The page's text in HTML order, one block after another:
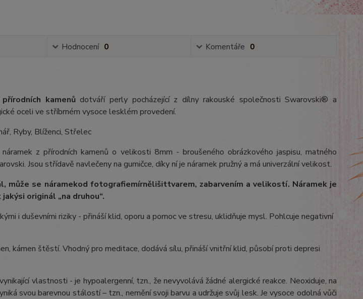
Hodnocení 0 Komentáře 0
kamenů dotváří perly pocházející z dílny rakouské společnosti Swarovski® a
oceli ve stříbrném vysoce lesklém provedení.
Ryby, Blíženci, Střelec
z přírodních kamenů o velikosti 8mm - broušeného obrázkového jaspisu, matného
Jsou střídavě navlečeny na gumičce, díky ní je náramek pružný a má univerzální velikost.
může se náramekod fotografiemírnělišittvarem, zabarvením a velikostí. Náramek je
originál „na druhou“.
i duševními riziky - přináší klid, oporu a pomoc ve stresu, uklidňuje mysl. Pohlcuje negativní
kámen štěstí. Vhodný pro meditace, dodává sílu, přináší vnitřní klid, působí proti depresi
vlastnosti - je hypoalergenní, tzn., že nevyvolává žádné alergické reakce. Neoxiduje, na
svou barevnou stálostí – tzn., nemění svoji barvu a udržuje svůj lesk. Je vysoce odolná vůči